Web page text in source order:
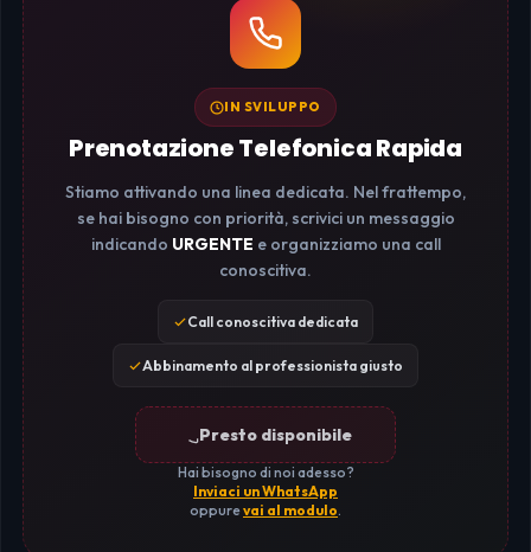
IN SVILUPPO
Prenotazione Telefonica Rapida
Stiamo attivando una linea dedicata. Nel frattempo,
se hai bisogno con priorità, scrivici un messaggio
indicando URGENTE e organizziamo una call
conoscitiva.
Call conoscitiva dedicata
Abbinamento al professionista giusto
Presto disponibile
Hai bisogno di noi adesso?
Inviaci un WhatsApp
oppurevai al modulo.